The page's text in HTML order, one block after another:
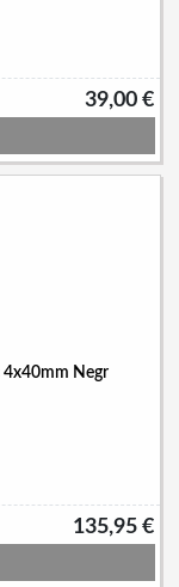
39,00 €
4x40mm Negr
135,95 €